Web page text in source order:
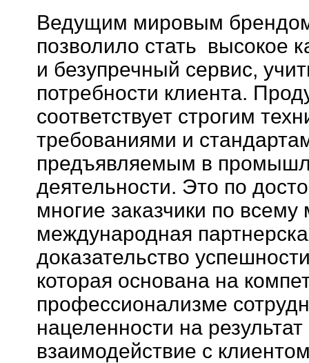
Ведущим мировым
позволило стать высокое
и безупречный сервис,
потребности клиента.
соответствует строгим
требованиями и
предъявляемым в
деятельности. Это по
многие заказчики по всему
международная
доказательство
которая основана на
профессионализме
нацеленности на
взаимодействие с